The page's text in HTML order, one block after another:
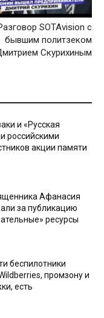
SOTAvision с
бывшим политзеком
Скурихиным
и «Русская
российскими
акции памяти
Афанасия
за публикацию
ресурсы
беспилотники
промзону и
есть